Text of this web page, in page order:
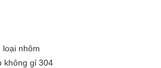
loại nhôm
không gỉ 304